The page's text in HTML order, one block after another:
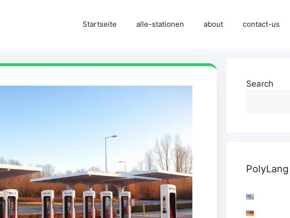
Startseite alle-stationen about contact-us
Search
PolyLang